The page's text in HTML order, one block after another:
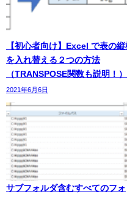
【初心者向け】Excel で表の縦
を入れ替える２つの方法
（TRANSPOSE関数も説明！）
2021年6月6日
サブフォルダ含むすべてのフォ